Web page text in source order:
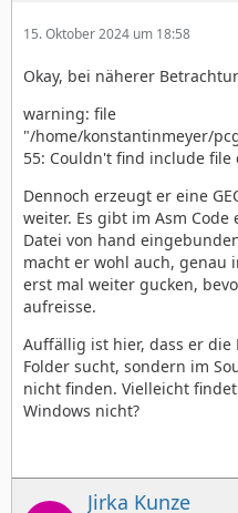
15. Oktober 2024 um 18:58
Okay, bei näherer
warning: file
"/home/konstantinmeyer/
55: Couldn't find include file
Dennoch erzeugt er eine
weiter. Es gibt im Asm Code
Datei von hand
macht er wohl auch, genau
erst mal weiter gucken,
aufreisse.
Auffällig ist hier, dass er die
Folder sucht, sondern im
nicht finden. Vielleicht
Windows nicht?
Jirka Kunze